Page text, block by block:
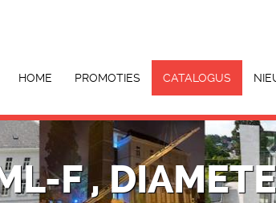
HOME PROMOTIES CATALOGUS
F ,